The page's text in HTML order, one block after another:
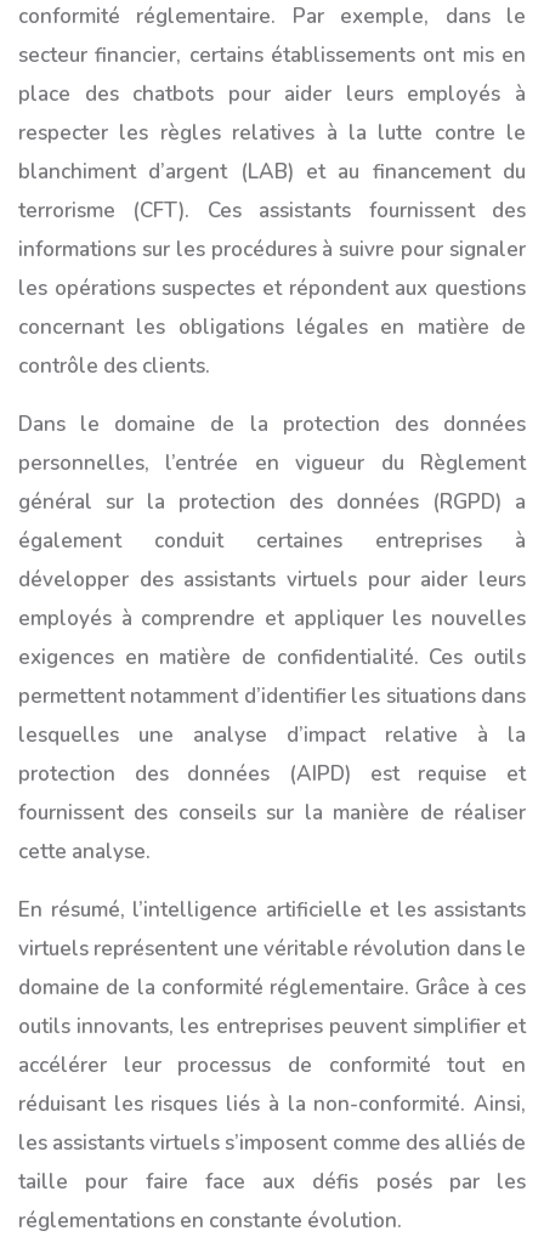
conformité réglementaire. Par exemple, dans le
secteur financier, certains établissements ont mis en
place des chatbots pour aider leurs employés à
respecter les règles relatives à la lutte contre le
blanchiment d’argent (LAB) et au financement du
terrorisme (CFT). Ces assistants fournissent des
informations sur les procédures à suivre pour signaler
les opérations suspectes et répondent aux questions
concernant les obligations légales en matière de
contrôle des clients.
Dans le domaine de la protection des données
personnelles, l’entrée en vigueur du Règlement
général sur la protection des données (RGPD) a
également conduit certaines entreprises à
développer des assistants virtuels pour aider leurs
employés à comprendre et appliquer les nouvelles
exigences en matière de confidentialité. Ces outils
permettent notamment d’identifier les situations dans
lesquelles une analyse d’impact relative à la
protection des données (AIPD) est requise et
fournissent des conseils sur la manière de réaliser
cette analyse.
En résumé, l’intelligence artificielle et les assistants
virtuels représentent une véritable révolution dans le
domaine de la conformité réglementaire. Grâce à ces
outils innovants, les entreprises peuvent simplifier et
accélérer leur processus de conformité tout en
réduisant les risques liés à la non-conformité. Ainsi,
les assistants virtuels s’imposent comme des alliés de
taille pour faire face aux défis posés par les
réglementations en constante évolution.